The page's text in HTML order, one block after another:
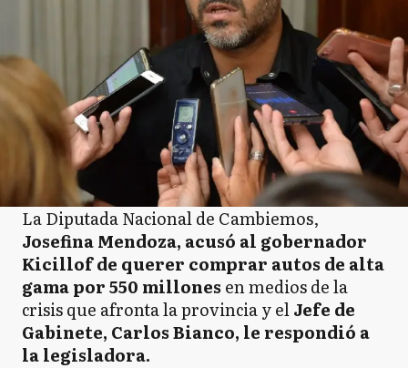
La Diputada Nacional de Cambiemos,
Josefina Mendoza, acusó al gobernador
Kicillof de querer comprar autos de alta
gama por 550 millones en medios de la
crisis que afronta la provincia y elJefe de
Gabinete, Carlos Bianco, le respondió a
la legisladora.